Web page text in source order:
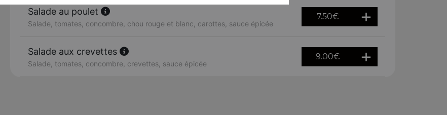
Salade au poulet
Salade, tomates, concombre, chou rouge et blanc, carottes, sauce épicée
7.50€
Salade aux crevettes
Salade, tomates, concombre, crevettes, sauce épicée
9.00€